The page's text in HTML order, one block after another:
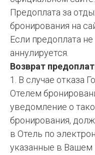
Предоплата за
бронирования на
Если предоплата
аннулируется.
Возврат
1. В случае отказа
Отелем
уведомление о
бронирования,
в Отель по
указанные в Вашем